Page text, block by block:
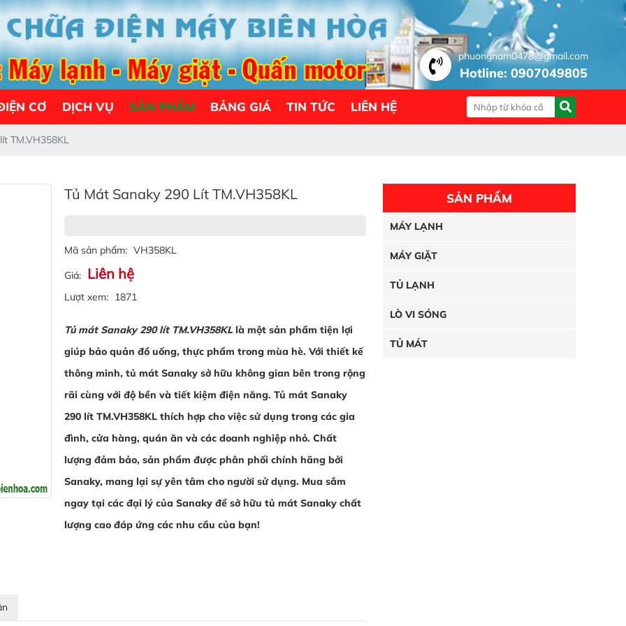
phuongnam0478@gmail.com
Hotline: 0907049805
CƠ DỊCH VỤ SẢN PHẨM BẢNG GIÁ TIN TỨC LIÊN HỆ
TM.VH358KL
Tủ Mát Sanaky 290 Lít TM.VH358KL
Mã sản phẩm: VH358KL
Giá: Liên hệ
Lượt xem: 1871
Tủ mát Sanaky 290 lít TM.VH358KL là một sản phẩm tiện lợi
giúp bảo quản đồ uống, thực phẩm trong mùa hè. Với thiết kế
thông minh, tủ mát Sanaky sở hữu không gian bên trong rộng
rãi cùng với độ bền và tiết kiệm điện năng. Tủ mát Sanaky
290 lít TM.VH358KL thích hợp cho việc sử dụng trong các gia
đình, cửa hàng, quán ăn và các doanh nghiệp nhỏ. Chất
lượng đảm bảo, sản phẩm được phân phối chính hãng bởi
Sanaky, mang lại sự yên tâm cho người sử dụng. Mua sắm
ngay tại các đại lý của Sanaky để sở hữu tủ mát Sanaky chất
lượng cao đáp ứng các nhu cầu của bạn!
SẢN PHẨM
MÁY LẠNH
MÁY GIẶT
TỦ LẠNH
LÒ VI SÓNG
TỦ MÁT